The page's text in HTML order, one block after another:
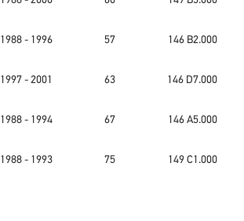
1988 - 1996 57 146 B2.000
1997 - 2001 63 146 D7.000
1988 - 1994 67 146 A5.000
1988 - 1993 75 149 C1.000